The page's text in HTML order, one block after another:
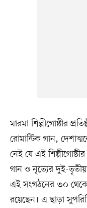
মারমা শিল্পীগোষ্ঠীর
রোমান্টিক গান,
নেই যে এই
গান ও নৃত্যের দুই-
এই সংগঠনের ৩০
রয়েছেন। এ ছাড়া